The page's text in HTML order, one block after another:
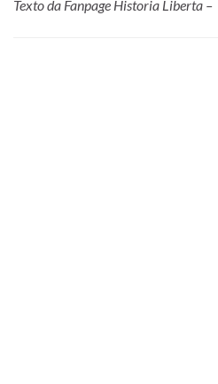
Texto da Fanpage Historia Liberta –